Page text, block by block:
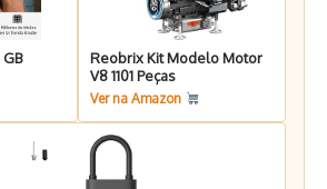
Reobrix Kit Modelo Motor
V8 1101 Peças
Ver na Amazon